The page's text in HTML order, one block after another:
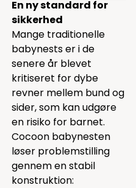
En ny standard for
sikkerhed
Mange traditionelle
babynests er i de
senere år blevet
kritiseret for dybe
revner mellem bund og
sider, som kan udgøre
en risiko for barnet.
Cocoon babynesten
løser problemstilling
gennem en stabil
konstruktion: